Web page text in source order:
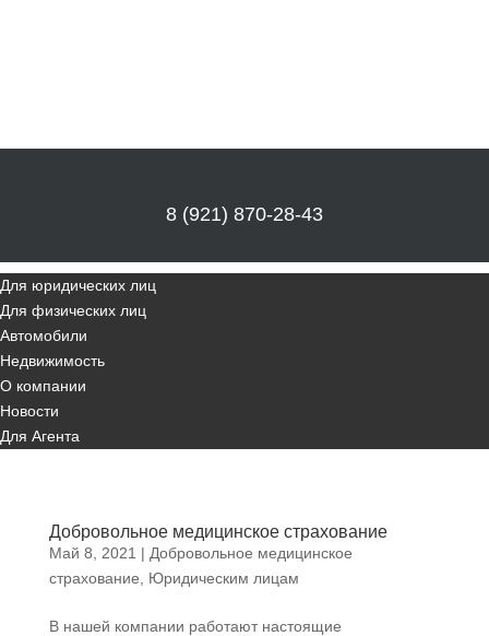
8 (921) 870-28-43
Для юридических лиц
Для физических лиц
Автомобили
Недвижимость
О компании
Новости
Для Агента
Добровольное медицинское страхование
Май 8, 2021 | Добровольное медицинское
страхование
Юридическим лицам
В нашей компании работают настоящие